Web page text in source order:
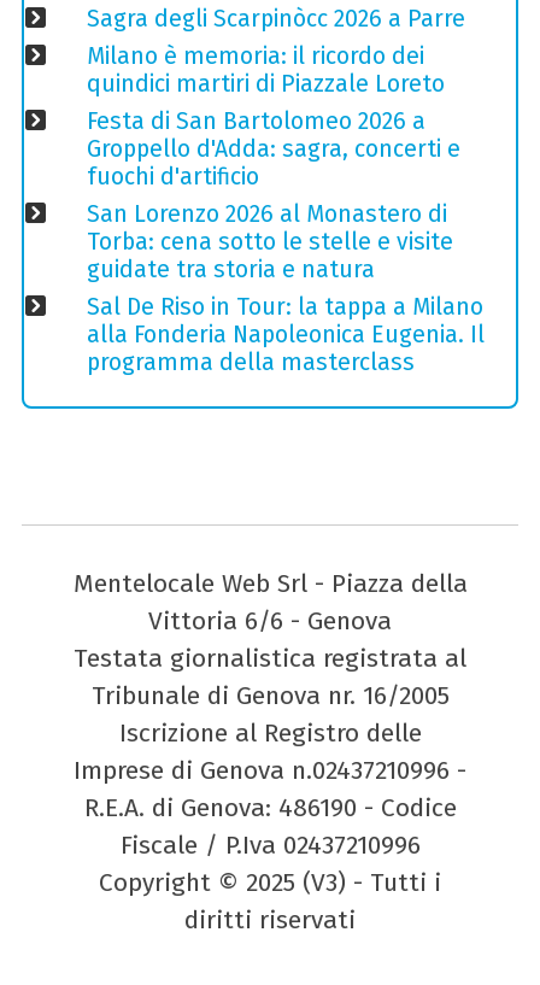
Sagra degli Scarpinòcc 2026 a Parre
Milano è memoria: il ricordo dei
quindici martiri di Piazzale Loreto
Festa di San Bartolomeo 2026 a
Groppello d'Adda: sagra, concerti e
fuochi d'artificio
San Lorenzo 2026 al Monastero di
Torba: cena sotto le stelle e visite
guidate tra storia e natura
Sal De Riso in Tour: la tappa a Milano
alla Fonderia Napoleonica Eugenia. Il
programma della masterclass
Mentelocale Web Srl - Piazza della
Vittoria 6/6 - Genova
Testata giornalistica registrata al
Tribunale di Genova nr. 16/2005
Iscrizione al Registro delle
Imprese di Genova n.02437210996 -
R.E.A. di Genova: 486190 - Codice
Fiscale / P.Iva 02437210996
Copyright © 2025 (V3) - Tutti i
diritti riservati